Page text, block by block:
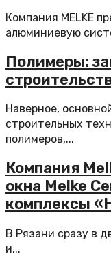
Компания MELKE
алюминиевую
​Полимеры:
Наверное,
строительных
полимеров,...
Компания
окна Melke
комплексы
В Рязани сразу в
и...